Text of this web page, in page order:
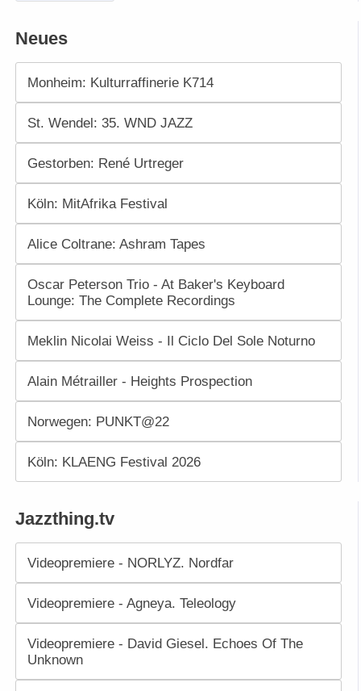
Neues
Monheim: Kulturraffinerie K714
St. Wendel: 35. WND JAZZ
Gestorben: René Urtreger
Köln: MitAfrika Festival
Alice Coltrane: Ashram Tapes
Oscar Peterson Trio - At Baker's Keyboard
Lounge: The Complete Recordings
Meklin Nicolai Weiss - Il Ciclo Del Sole Noturno
Alain Métrailler - Heights Prospection
Norwegen: PUNKT@22
Köln: KLAENG Festival 2026
Jazzthing.tv
Videopremiere - NORLYZ. Nordfar
Videopremiere - Agneya. Teleology
Videopremiere - David Giesel. Echoes Of The
Unknown